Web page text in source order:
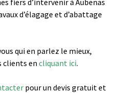
d’élagage et d’abattage
qui en parlez le mieux,
clients en cliquant ici.
pour un devis gratuit et